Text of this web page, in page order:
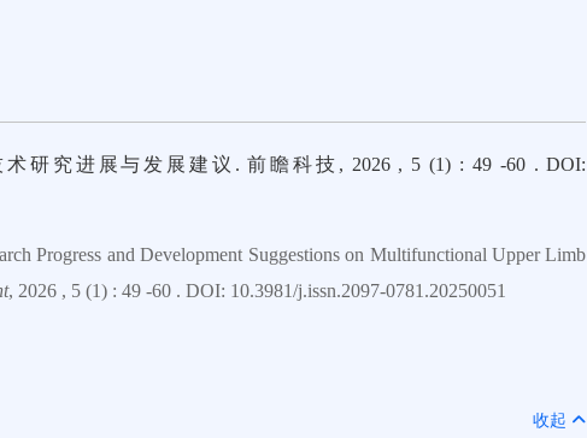
研究进展与发展建议. 前瞻科技, 2026 , 5 (1) : 49 -60 . DOI:
Progress and Development Suggestions on Multifunctional Upper Limb
, 2026 , 5 (1) : 49 -60 . DOI: 10.3981/j.issn.2097-0781.20250051
收起